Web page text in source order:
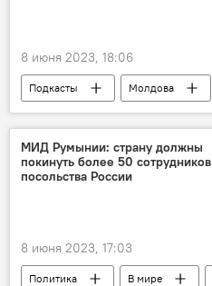
8 июня 2023, 18:06
Подкасты Молдова
делегация Евросоюза в Молдове
МИД Румынии: страну должны
покинуть более 50 сотрудников
посольства России
8 июня 2023, 17:03
Политика В мире